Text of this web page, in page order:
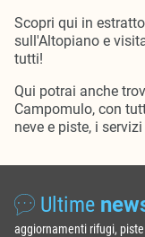
Scopri qui in
sull'Altopiano e
tutti!
Qui potrai anche
Campomulo, con
neve e piste, i
Ultime
aggiornamenti rifugi,